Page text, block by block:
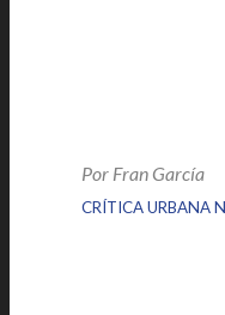
Por Fran García
CRÍTICA URBANA